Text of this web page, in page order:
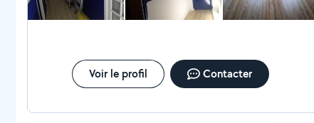
Voir le profil Contacter